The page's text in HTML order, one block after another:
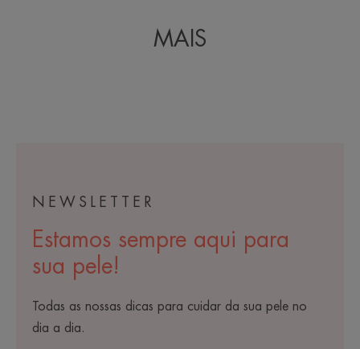
MAIS
NEWSLETTER
Estamos sempre aqui para
sua pele!
Todas as nossas dicas para cuidar da sua pele no
dia a dia.